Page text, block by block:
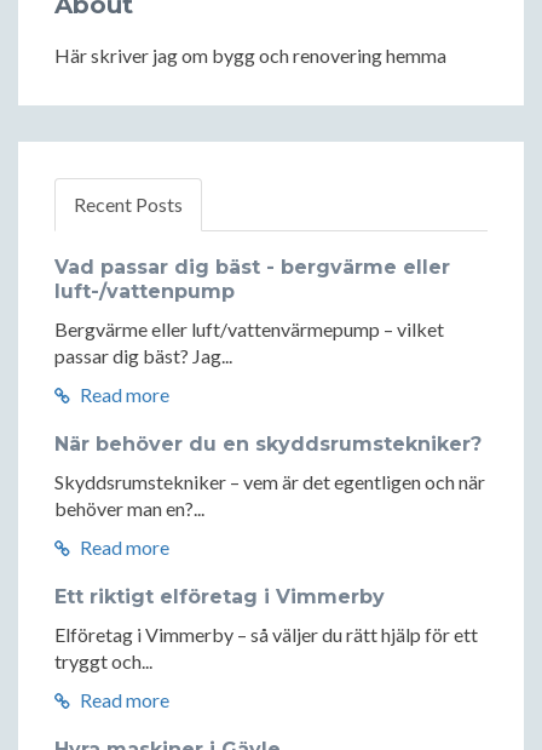
Här skriver jag om bygg och renovering hemma
Recent Posts
Vad passar dig bäst - bergvärme eller
luft-/vattenpump
Bergvärme eller luft/vattenvärmepump – vilket
passar dig bäst? Jag...
Read more
När behöver du en skyddsrumstekniker?
Skyddsrumstekniker – vem är det egentligen och när
behöver man en?...
Read more
Ett riktigt elföretag i Vimmerby
Elföretag i Vimmerby – så väljer du rätt hjälp för ett
tryggt och...
Read more